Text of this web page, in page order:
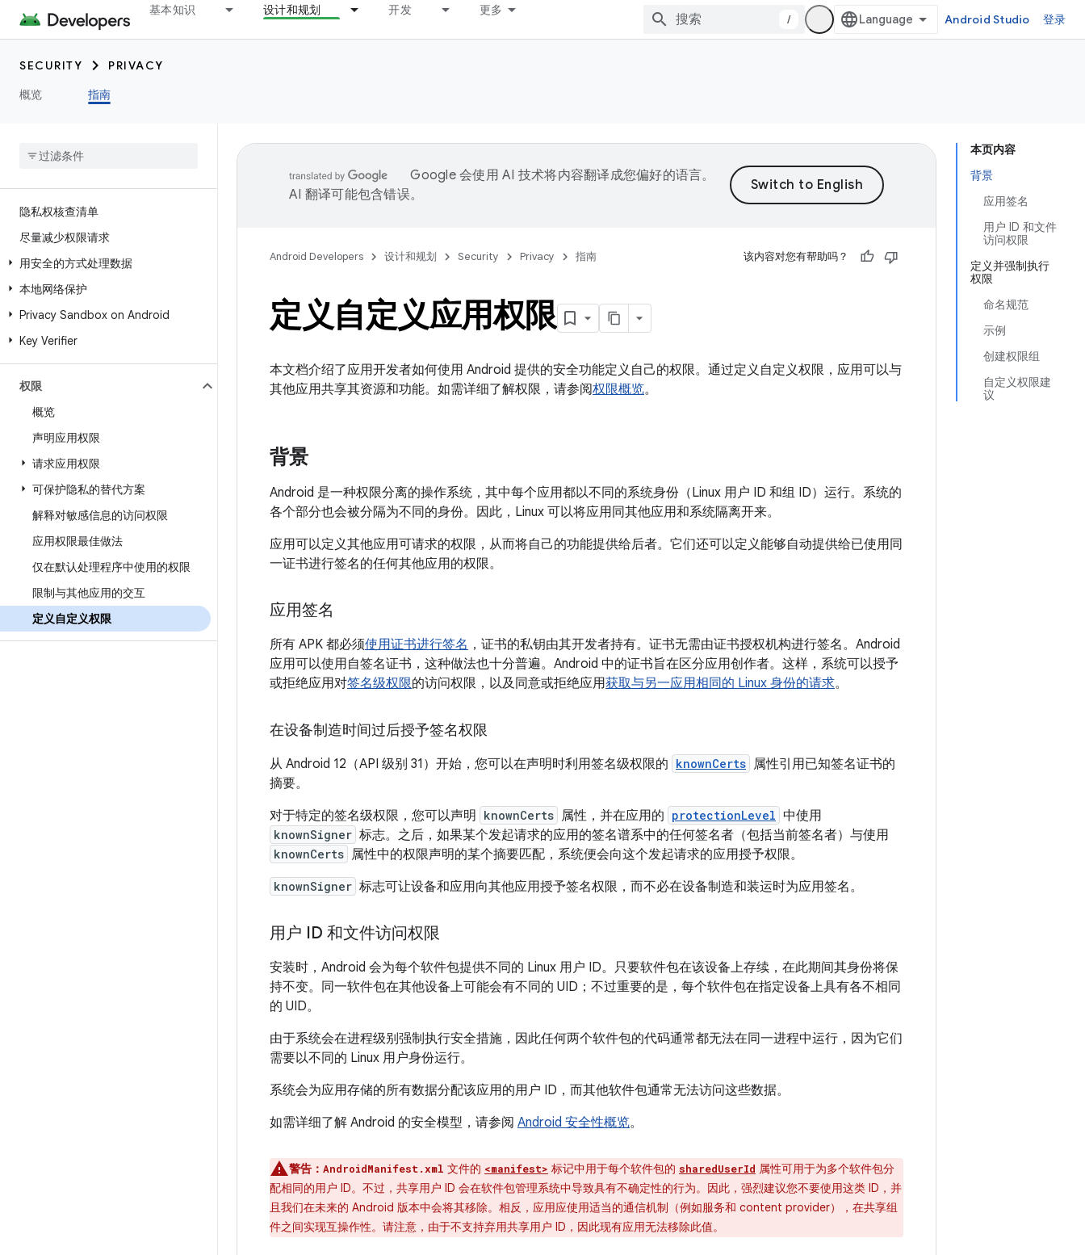
基本知识 设计和规划 开发 更多
/ Android Studio 登录
SECURITY
PRIVACY
概览
指南
隐私权核查清单
尽量减少权限请求
用安全的方式处理数据
本地网络保护
Privacy Sandbox on Android
Key Verifier
权限
概览
声明应用权限
请求应用权限
可保护隐私的替代方案
解释对敏感信息的访问权限
应用权限最佳做法
仅在默认处理程序中使用的权限
限制与其他应用的交互
定义自定义权限
本页内容
背景
应用签名
用户 ID 和文件
访问权限
定义并强制执行
权限
命名规范
示例
创建权限组
自定义权限建
议
Google 会使用 AI 技术将内容翻译成您偏好的语言。
AI 翻译可能包含错误。
Android Developers 设计和规划 Security Privacy 指南 该内容对您有帮助吗？
定义自定义应用权限
本文档介绍了应用开发者如何使用 Android 提供的安全功能定义自己的权限。通过定义自定义权限，应用可以与
其他应用共享其资源和功能。如需详细了解权限，请参阅权限概览。
背景
Android 是一种权限分离的操作系统，其中每个应用都以不同的系统身份（Linux 用户 ID 和组 ID）运行。系统的
各个部分也会被分隔为不同的身份。因此，Linux 可以将应用同其他应用和系统隔离开来。
应用可以定义其他应用可请求的权限，从而将自己的功能提供给后者。它们还可以定义能够自动提供给已使用同
一证书进行签名的任何其他应用的权限。
应用签名
所有 APK 都必须使用证书进行签名 ，证书的私钥由其开发者持有。证书无需由证书授权机构进行签名。 Android
应用可以使用自签名证书，这种做法也十分普遍。Android 中的证书旨在区分应用创作者。这样，系统可以授予
或拒绝应用对签名级权限的访问权限，以及同意或拒绝应用获取与另一应用相同的 Linux 身份的请求。
在设备制造时间过后授予签名权限
从 Android 12（API 级别 31）开始，您可以在声明时利用签名级权限的 knownCerts 属性引用已知签名证书的
摘要。
对于特定的签名级权限，您可以声明
knownCerts 属性，并在应用的 protectionLevel 中使用
knownSigner 标志。之后，如果某个发起请求的应用的签名谱系中的任何签名者（包括当前签名者）与使用
knownCerts 属性中的权限声明的某个摘要匹配，系统便会向这个发起请求的应用授予权限。
knownSigner 标志可让设备和应用向其他应用授予签名权限，而不必在设备制造和装运时为应用签名。
用户 ID 和文件访问权限
安装时，Android 会为每个软件包提供不同的 Linux 用户 ID。只要软件包在该设备上存续，在此期间其身份将保
持不变。同一软件包在其他设备上可能会有不同的 UID；不过重要的是，每个软件包在指定设备上具有各不相同
的 UID。
由于系统会在进程级别强制执行安全措施，因此任何两个软件包的代码通常都无法在同一进程中运行，因为它们
需要以不同的 Linux 用户身份运行。
系统会为应用存储的所有数据分配该应用的用户 ID，而其他软件包通常无法访问这些数据。
如需详细了解 Android 的安全模型，请参阅 Android 安全性概览。
警告： AndroidManifest.xml 文件的 <manifest> 标记中用于每个软件包的 sharedUserId 属性可用于为多个软件包分
配相同的用户 ID。不过，共享用户 ID 会在软件包管理系统中导致具有不确定性的行为。因此，强烈建议您不要使用这类 ID，并
且我们在未来的 Android 版本中会将其移除。相反，应用应使用适当的通信机制（例如服务和 content provider），在共享组
件之间实现互操作性。请注意，由于不支持弃用共享用户 ID，因此现有应用无法移除此值。